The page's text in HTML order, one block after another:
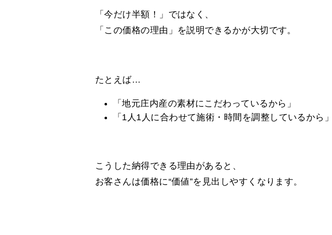
「今だけ半額！」ではなく、
「この価格の理由」を説明できるかが大切です。
たとえば…
「地元庄内産の素材にこだわっているから」
「1人1人に合わせて施術・時間を調整しているから」
こうした納得できる理由があると、
お客さんは価格に“価値”を見出しやすくなります。